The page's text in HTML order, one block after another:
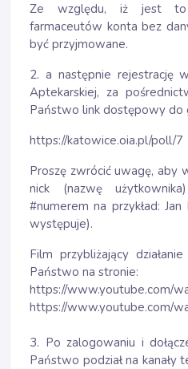
Ze względu, iż jest to
farmaceutów konta bez
być przyjmowane.
2. a następnie rejestrację
Aptekarskiej, za
Państwo link dostępowy do
https://katowice.oia.pl/poll/7
Proszę zwrócić uwagę, aby
nick (nazwę
#numerem na przykład:
występuje).
Film przybliżający
Państwo na stronie:
https://www.youtube.com/
https://www.youtube.com/
3. Po zalogowaniu i
Państwo podział na